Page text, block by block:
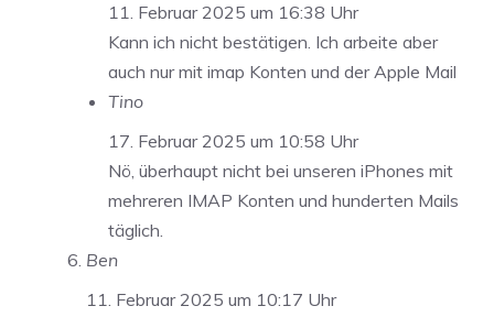
11. Februar 2025 um 16:38 Uhr
Kann ich nicht bestätigen. Ich arbeite aber
auch nur mit imap Konten und der Apple Mail
Tino
17. Februar 2025 um 10:58 Uhr
Nö, überhaupt nicht bei unseren iPhones mit
mehreren IMAP Konten und hunderten Mails
täglich.
Ben
11. Februar 2025 um 10:17 Uhr